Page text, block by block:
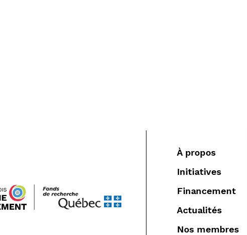
À propos
Initiatives
Financement
Actualités
Nos membres